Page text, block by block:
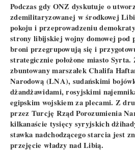
Podczas gdy ONZ dyskutuje o
zdemilitaryzowanej w środkowej
pokoju i przeprowadzeniu
strony libijskiej wojny domowej pod
broni przegrupowują się i
strategicznie położone miasto
zbuntowany marszałek Chalifa
Narodową (LNA), sudańskimi
dżandżawidami, rosyjskimi
egipskim wojskiem za plecami. Z
przez Turcję Rząd Porozumienia
kilkanaście tysięcy syryjskich
stawka nadchodzącego starcia jest
przejęcie władzy nad Libią.